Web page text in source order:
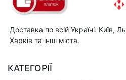
Доставка по всій Україні. Київ,
Харків та інші міста.
КАТЕГОРІЇ